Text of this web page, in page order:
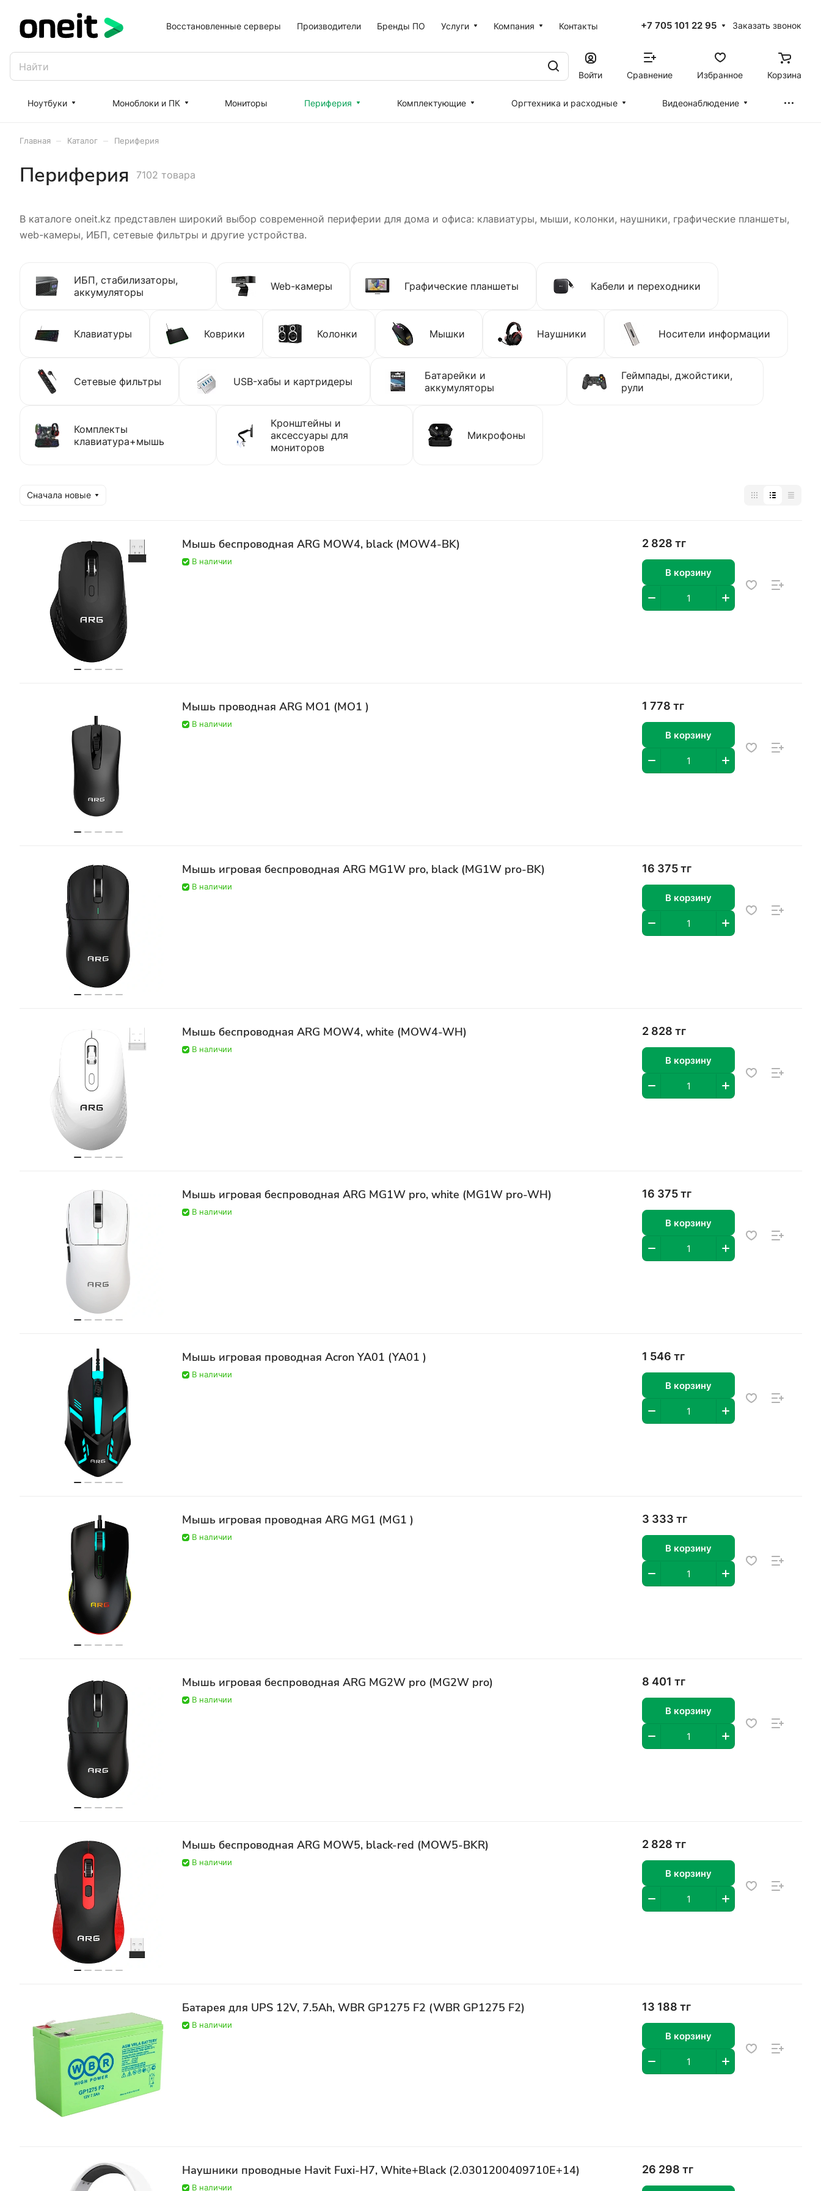
Восстановленные серверы Производители Бренды ПО Услуги Компания Контакты +7 705 101 22 95 Заказать звонок
Войти Сравнение Избранное Корзина
Ноутбуки Моноблоки и ПК Мониторы Периферия Комплектующие Оргтехника и расходные Видеонаблюдение
Главная Каталог Периферия
Периферия 7102 товара
В каталоге oneit.kz представлен широкий выбор современной периферии для дома и офиса: клавиатуры, мыши, колонки, наушники, графические планшеты,
web-камеры, ИБП, сетевые фильтры и другие устройства.
ИБП, стабилизаторы,
аккумуляторы
Web-камеры Графические планшеты Кабели и переходники
Клавиатуры Коврики Колонки Мышки Наушники Носители информации
Сетевые фильтры USB-хабы и картридеры
Батарейки и
аккумуляторы
Геймпады, джойстики,
рули
Комплекты
клавиатура+мышь
Кронштейны и
аксессуары для
мониторов
Микрофоны
Сначала новые
Мышь беспроводная ARG MOW4, black (MOW4-BK)
В наличии
2 828 тг
В корзину
Мышь проводная ARG MO1 (MO1 )
В наличии
1 778 тг
В корзину
Мышь игровая беспроводная ARG MG1W pro, black (MG1W pro-BK)
В наличии
16 375 тг
В корзину
Мышь беспроводная ARG MOW4, white (MOW4-WH)
В наличии
2 828 тг
В корзину
Мышь игровая беспроводная ARG MG1W pro, white (MG1W pro-WH)
В наличии
16 375 тг
В корзину
Мышь игровая проводная Acron YA01 (YA01 )
В наличии
1 546 тг
В корзину
Мышь игровая проводная ARG MG1 (MG1 )
В наличии
3 333 тг
В корзину
Мышь игровая беспроводная ARG MG2W pro (MG2W pro)
В наличии
8 401 тг
В корзину
Мышь беспроводная ARG MOW5, black-red (MOW5-BKR)
В наличии
2 828 тг
В корзину
Батарея для UPS 12V, 7.5Ah, WBR GP1275 F2 (WBR GP1275 F2)
В наличии
13 188 тг
В корзину
Наушники проводные Havit Fuxi-H7, White+Black (2.0301200409710E+14)
В наличии
26 298 тг